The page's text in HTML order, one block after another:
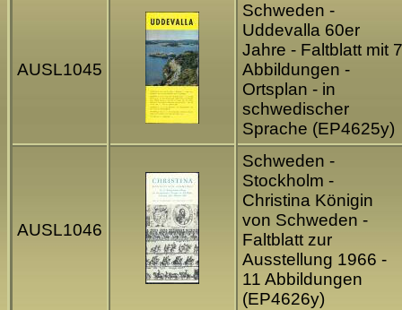
AUSL1045
Schweden -
Uddevalla 60er
Jahre - Faltblatt mit 7
Abbildungen -
Ortsplan - in
schwedischer
Sprache (EP4625y)
AUSL1046
Schweden -
Stockholm -
Christina Königin
von Schweden -
Faltblatt zur
Ausstellung 1966 -
11 Abbildungen
(EP4626y)